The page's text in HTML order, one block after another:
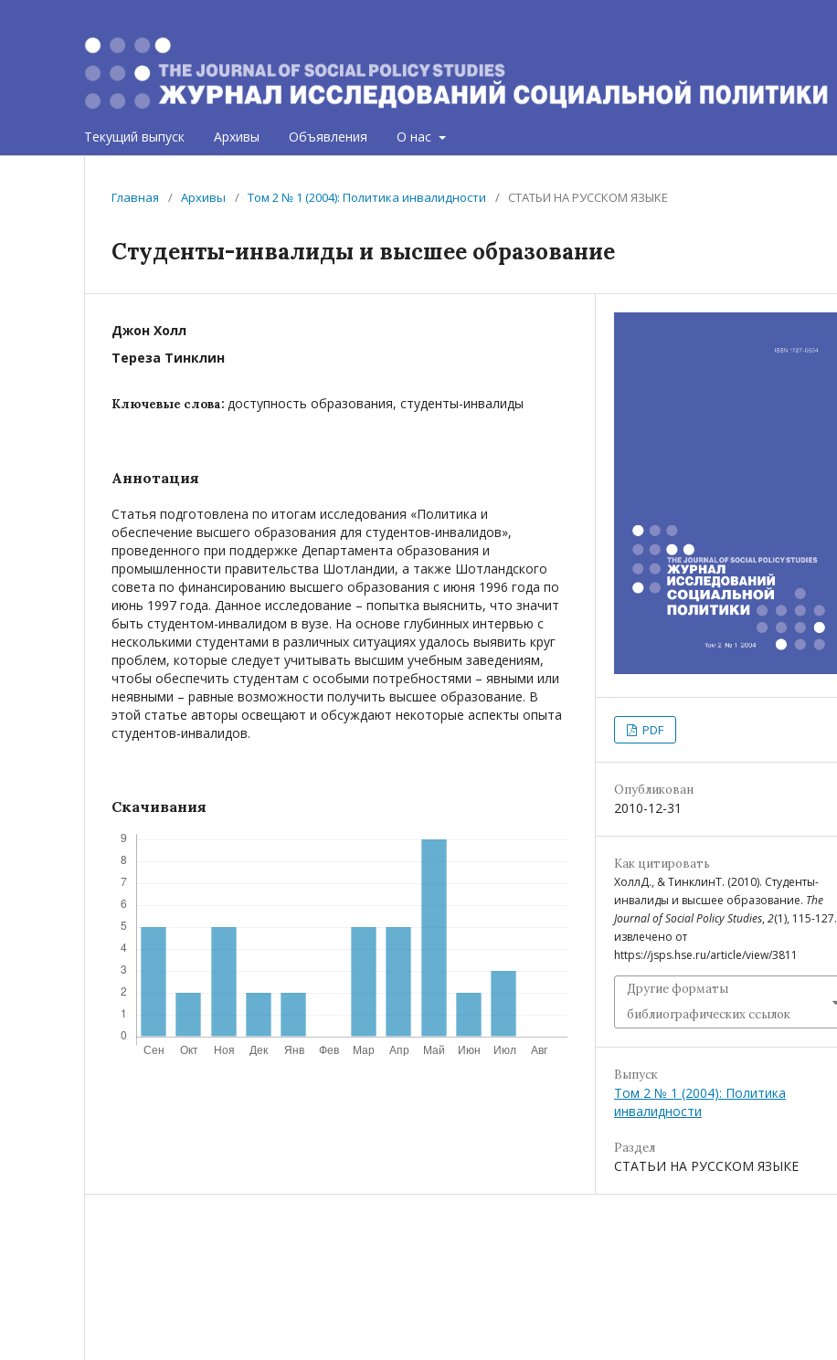
Текущий выпуск Архивы Объявления О нас
Главная / Архивы / Том 2 № 1 (2004): Политика инвалидности / СТАТЬИ НА РУССКОМ ЯЗЫКЕ
Студенты-инвалиды и высшее образование
Джон Холл
Тереза Тинклин
Ключевые слова: доступность образования, студенты-инвалиды
Аннотация
Статья подготовлена по итогам исследования «Политика и
обеспечение высшего образования для студентов-инвалидов»,
проведенного при поддержке Департамента образования и
промышленности правительства Шотландии, а также Шотландского
совета по финансированию высшего образования с июня 1996 года по
июнь 1997 года. Данное исследование – попытка выяснить, что значит
быть студентом-инвалидом в вузе. На основе глубинных интервью с
несколькими студентами в различных ситуациях удалось выявить круг
проблем, которые следует учитывать высшим учебным заведениям,
чтобы обеспечить студентам с особыми потребностями – явными или
неявными – равные возможности получить высшее образование. В
этой статье авторы освещают и обсуждают некоторые аспекты опыта
студентов-инвалидов.
Скачивания
PDF
Опубликован
2010-12-31
Как цитировать
ХоллД., & ТинклинТ. (2010). Студенты-
инвалиды и высшее образование. The
Journal of Social Policy Studies, 2(1), 115-127.
извлечено от
https://jsps.hse.ru/article/view/3811
Другие форматы
библиографических ссылок
Выпуск
Том 2 № 1 (2004): Политика
инвалидности
Раздел
СТАТЬИ НА РУССКОМ ЯЗЫКЕ